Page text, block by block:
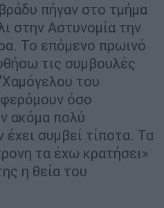
πήγαν στο τμήμα
στην Αστυνομία την
Το επόμενο πρωινό
τις συμβουλές
του
όσο
ακόμα πολύ
έχει συμβεί τίποτα. Τα
τα έχω κρατήσει»
η θεία του